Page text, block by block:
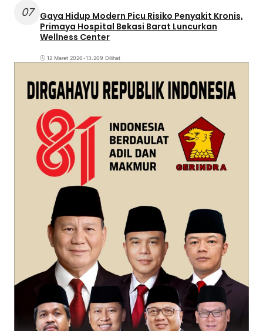
07
Gaya Hidup Modern Picu Risiko Penyakit Kronis,
Primaya Hospital Bekasi Barat Luncurkan
Wellness Center
12 Maret 2026•13.209 Dilihat